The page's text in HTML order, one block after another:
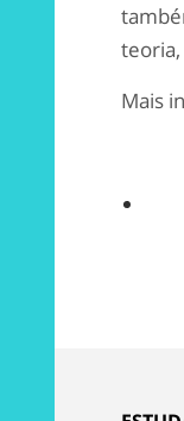
Mais